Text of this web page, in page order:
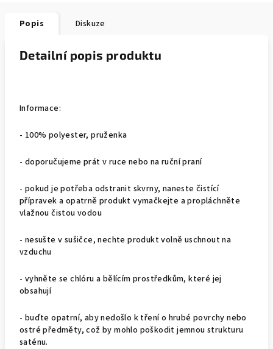
Popis Diskuze
Detailní popis produktu
Informace:
- 100% polyester, pruženka
- doporučujeme prát v ruce nebo na ruční praní
- pokud je potřeba odstranit skvrny, naneste čistící
přípravek a opatrně produkt vymačkejte a propláchněte
vlažnou čistou vodou
- nesušte v sušičce, nechte produkt volně uschnout na
vzduchu
- vyhněte se chlóru a bělícím prostředkům, které jej
obsahují
- buďte opatrní, aby nedošlo k tření o hrubé povrchy nebo
ostré předměty, což by mohlo poškodit jemnou strukturu
saténu.